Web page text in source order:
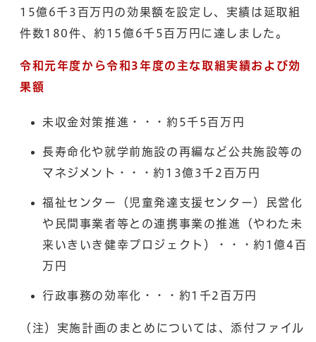
15億6千3百万円の効果額を設定し、実績は延取組
件数180件、約15億6千5百万円に達しました。
令和元年度から令和3年度の主な取組実績および効
果額
未収金対策推進・・・約5千5百万円
長寿命化や就学前施設の再編など公共施設等の
マネジメント・・・約13億3千2百万円
福祉センター（児童発達支援センター）民営化
や民間事業者等との連携事業の推進（やわた未
来いきいき健幸プロジェクト）・・・約1億4百
万円
行政事務の効率化・・・約1千2百万円
（注）実施計画のまとめについては、添付ファイル